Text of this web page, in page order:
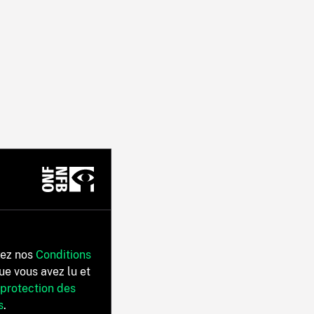
nos Conditions
vous avez lu et
des
.